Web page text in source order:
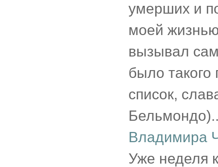
умерших и
моей
вызывал
было такого
список,
Владимира
Уже неделя